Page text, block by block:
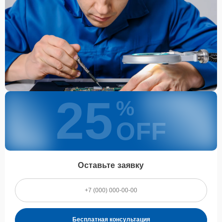
Каждому клиенту предоставляется гарантия сервиса, которая
распространяется на все виды ремонта, а также на все
используемые запчасти. Гарантия включает в себя срочную
обработку гарантийных случаев и постгарантийное обслуживание.
При гарантийном случае наш сервис установит новые запчасти и
обновит программное обеспечение совершенно бесплатно. Более
подробную информацию можно получить в разделе Гарантии.
Наличие запчастей и их
качество
Компания располагает собственными складами для получения
качественные аналоги). Клиенты нашего сервиса не ожидают
поступления запчастей, мастера приступают к ремонту сразу
после получения и диагностирования устройства.
Стоимость услуг и
запчастей
25 %
OFF
Оставьте заявку
Бесплатная консультация